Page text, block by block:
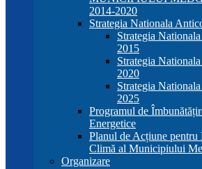
2014-2020
Strategia Nationala
Strategia
2015
Strategia
2020
Strategia
2025
Programul de
Energetice
Planul de Acțiune pentru
Climă al Municipiului
Organizare